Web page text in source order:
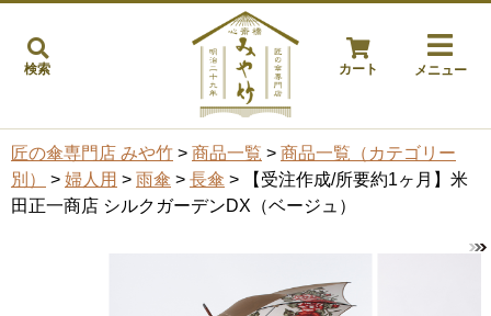
検索 カート メニュー
匠の傘専門店 みや竹 > 商品一覧 > 商品一覧（カテゴリー
別）
> 婦人用 > 雨傘 > 長傘 > 【受注作成/所要約1ヶ月】米
田正一商店 シルクガーデンDX（ベージュ）